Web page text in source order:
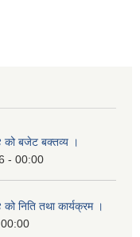
को बजेट बक्तव्य ।
- 00:00
निति तथा कार्यक्रम ।